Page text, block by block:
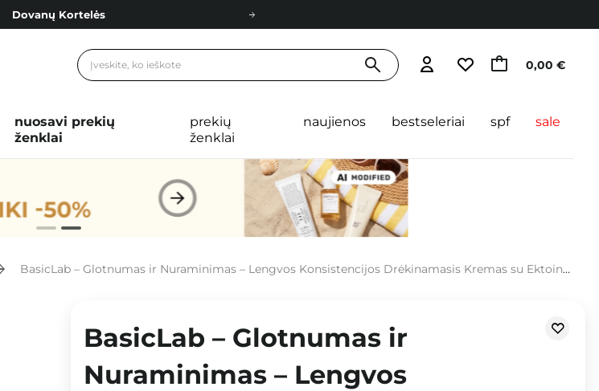
Dovanų Kortelės
pristatymas nuo 40,00 € 0,00 €
nuosavi prekių
ženklai
prekių
ženklai
naujienos bestseleriai spf sale
BasicLab – Glotnumas ir Nuraminimas – Lengvos Konsistencijos Drėkinamasis Kremas su Ektoinu – 50 ml
BasicLab – Glotnumas ir
Nuraminimas – Lengvos